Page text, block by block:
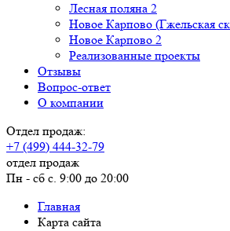
Лесная поляна 2
Новое Карпово (Гжельская
Новое Карпово 2
Реализованные проекты
Отзывы
Вопрос-ответ
О компании
Отдел продаж:
+7 (499) 444-32-79
отдел продаж
Пн - сб с. 9:00 до 20:00
Главная
Карта сайта